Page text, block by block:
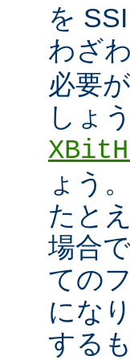
を
わざ
必要
しょ
ょう
たと
場合
ての
にな
する